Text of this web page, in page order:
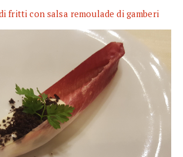
fritti con salsa remoulade di gamberi